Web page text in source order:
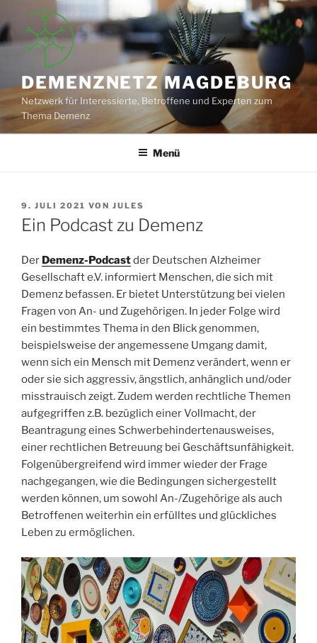
Inhalt
springen
DEMENZNETZ MAGDEBURG
Netzwerk für Interessierte, Betroffene und Experten zum
Thema Demenz
Menü
VERÖFFENTLICHT
AM
9. JULI 2021 VON JULES
Ein Podcast zu Demenz
Der Demenz-Podcastder Deutschen Alzheimer
Gesellschaft e.V. informiert Menschen, die sich mit
Demenz befassen. Er bietet Unterstützung bei vielen
Fragen von An- und Zugehörigen. In jeder Folge wird
ein bestimmtes Thema in den Blick genommen,
beispielsweise der angemessene Umgang damit,
wenn sich ein Mensch mit Demenz verändert, wenn er
oder sie sich aggressiv, ängstlich, anhänglich und/oder
misstrauisch zeigt. Zudem werden rechtliche Themen
aufgegriffen z.B. bezüglich einer Vollmacht, der
Beantragung eines Schwerbehindertenausweises,
einer rechtlichen Betreuung bei Geschäftsunfähigkeit.
Folgenübergreifend wird immer wieder der Frage
nachgegangen, wie die Bedingungen sichergestellt
werden können, um sowohl An-/Zugehörige als auch
Betroffenen weiterhin ein erfülltes und glückliches
Leben zu ermöglichen.